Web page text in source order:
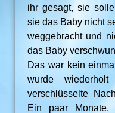
ihr gesagt, sie
sie das Baby nicht
weggebracht und
das Baby
Das war kein
wurde
verschlüsselte
Ein paar